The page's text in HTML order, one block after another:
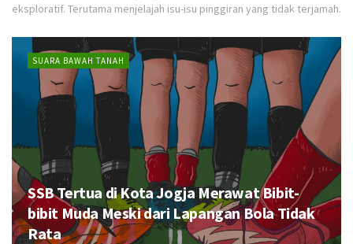
eksploratif. Terutama menjelajah isu-isu pinggiran yang tidak terjamah.
SUARA BAWAH TANAH
SSB Tertua di Kota Jogja Merawat Bibit-
bibit Muda Meski dari Lapangan Bola Tidak
Rata